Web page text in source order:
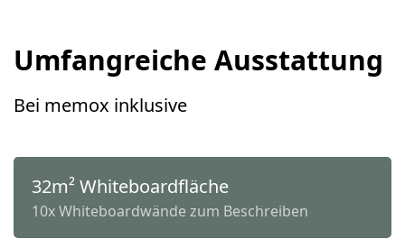
Umfangreiche Ausstattung
Bei memox inklusive
32m² Whiteboardfläche
10x Whiteboardwände zum Beschreiben